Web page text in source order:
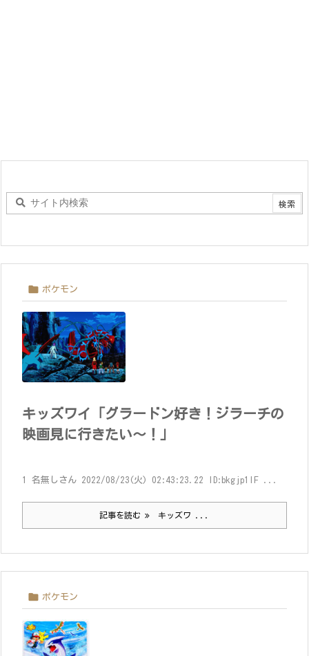
 ポケモン
キッズワイ「グラードン好き！ジラーチの
映画見に行きたい～！」
1 名無しさん 2022/08/23(火) 02:43:23.22 ID:bkgjp1IF ...
記事を読む キッズワ ...
 ポケモン